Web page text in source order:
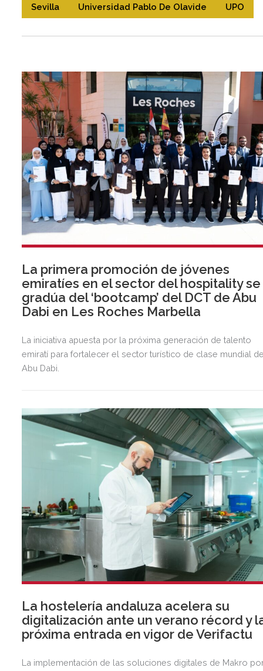
Sevilla Universidad Pablo De Olavide UPO
La primera promoción de jóvenes
emiratíes en el sector del hospitality se
gradúa del ‘bootcamp’ del DCT de Abu
Dabi en Les Roches Marbella
La iniciativa apuesta por la próxima generación de talento
emiratí para fortalecer el sector turístico de clase mundial
Abu Dabi.
La hostelería andaluza acelera su
digitalización ante un verano récord y
próxima entrada en vigor de Verifactu
La implementación de las soluciones digitales de Makro